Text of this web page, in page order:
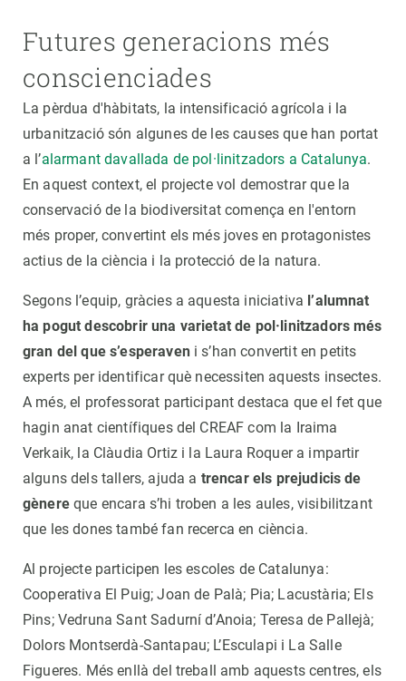
Futures generacions més
conscienciades
La pèrdua d'hàbitats, la intensificació agrícola i la
urbanització són algunes de les causes que han portat
a l’alarmant davallada de pol·linitzadors a Catalunya.
En aquest context, el projecte vol demostrar que la
conservació de la biodiversitat comença en l'entorn
més proper, convertint els més joves en protagonistes
actius de la ciència i la protecció de la natura.
Segons l’equip, gràcies a aquesta iniciativa l’alumnat
ha pogut descobrir una varietat de pol·linitzadors més
gran del que s’esperaveni s’han convertit en petits
experts per identificar què necessiten aquests insectes.
A més, el professorat participant destaca que el fet que
hagin anat científiques del CREAF com la Iraima
Verkaik, la Clàudia Ortiz i la Laura Roquer a impartir
alguns dels tallers, ajuda a trencar els prejudicis de
gènereque encara s’hi troben a les aules, visibilitzant
que les dones també fan recerca en ciència.
Al projecte participen les escoles de Catalunya:
Cooperativa El Puig; Joan de Palà; Pia; Lacustària; Els
Pins; Vedruna Sant Sadurní d’Anoia; Teresa de Pallejà;
Dolors Montserdà-Santapau; L’Esculapi i La Salle
Figueres. Més enllà del treball amb aquests centres, els